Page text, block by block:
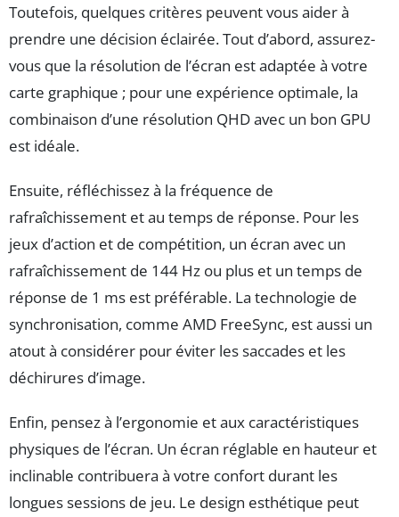
Toutefois, quelques critères peuvent vous aider à
prendre une décision éclairée. Tout d’abord, assurez-
vous que la résolution de l’écran est adaptée à votre
carte graphique ; pour une expérience optimale, la
combinaison d’une résolution QHD avec un bon GPU
est idéale.
Ensuite, réfléchissez à la fréquence de
rafraîchissement et au temps de réponse. Pour les
jeux d’action et de compétition, un écran avec un
rafraîchissement de 144 Hz ou plus et un temps de
réponse de 1 ms est préférable. La technologie de
synchronisation, comme AMD FreeSync, est aussi un
atout à considérer pour éviter les saccades et les
déchirures d’image.
Enfin, pensez à l’ergonomie et aux caractéristiques
physiques de l’écran. Un écran réglable en hauteur et
inclinable contribuera à votre confort durant les
longues sessions de jeu. Le design esthétique peut